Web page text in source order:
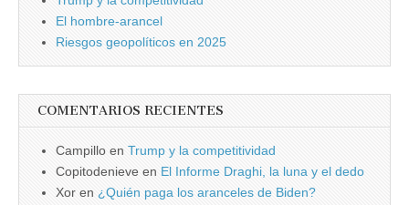
El hombre-arancel
Riesgos geopolíticos en 2025
COMENTARIOS RECIENTES
Campillo en Trump y la competitividad
Copitodenieve en El Informe Draghi, la luna y el dedo
Xor en ¿Quién paga los aranceles de Biden?